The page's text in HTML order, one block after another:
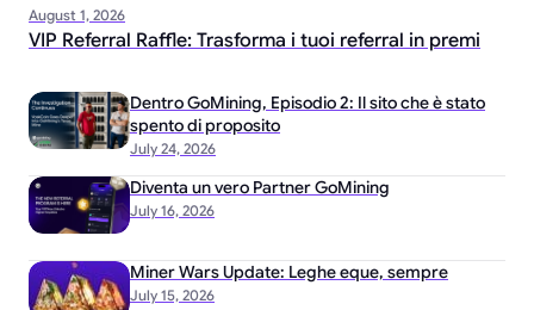
August 1, 2026
VIP Referral Raffle: Trasforma i tuoi referral in premi
July 24, 2026
Dentro GoMining, Episodio 2: Il sito che è stato
spento di proposito
July 16, 2026
Diventa un vero Partner GoMining
July 15, 2026
Miner Wars Update: Leghe eque, sempre